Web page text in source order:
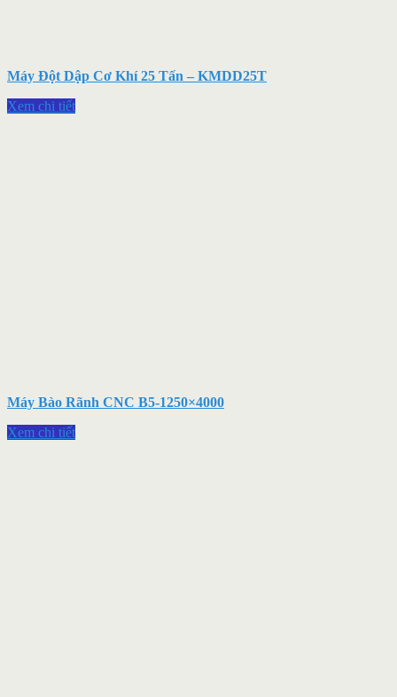
Máy Đột Dập Cơ Khí 25 Tấn – KMDD25T
Xem chi tiết
Máy Bào Rãnh CNC B5-1250×4000
Xem chi tiết